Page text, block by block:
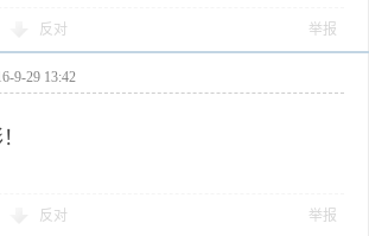
反对 举报
9-29 13:42
反对 举报